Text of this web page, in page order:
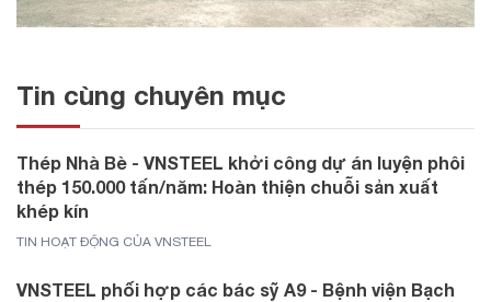
Tin cùng chuyên mục
Thép Nhà Bè - VNSTEEL khởi công dự án luyện phôi
thép 150.000 tấn/năm: Hoàn thiện chuỗi sản xuất
khép kín
TIN HOẠT ĐỘNG CỦA VNSTEEL
VNSTEEL phối hợp các bác sỹ A9 - Bệnh viện Bạch